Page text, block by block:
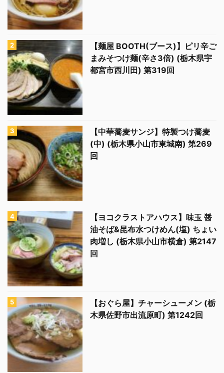
【麺屋 BOOTH(ブース)】ピリ辛ご
まみそつけ麺(辛さ3倍) (栃木県宇
都宮市西川田) 第319回
【中華蕎麦サンジ】特製つけ蕎麦
(中) (栃木県小山市東城南) 第269
回
【ヨコクラストアハウス】味玉 醤
油そば&昆布水つけめん(塩) ちょい
肉増し (栃木県小山市横倉) 第2147
回
【おぐら屋】チャーシューメン (栃
木県佐野市出流原町) 第1242回